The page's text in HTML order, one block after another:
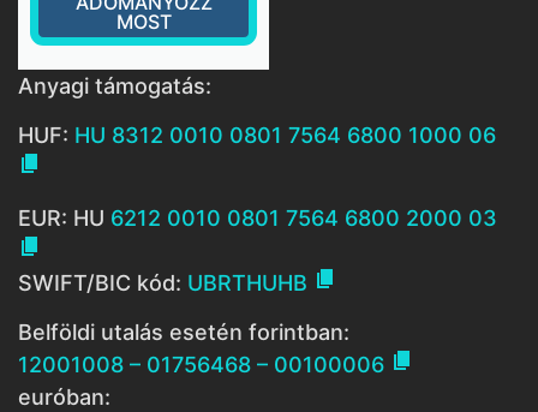
MOST
Anyagi támogatás:
HUF: HU 8312 0010 0801 7564 6800 1000 06

EUR: HU 6212 0010 0801 7564 6800 2000 03

SWIFT/BIC kód: UBRTHUHB 
Belföldi utalás esetén forintban:
12001008 – 01756468 – 00100006 
euróban: